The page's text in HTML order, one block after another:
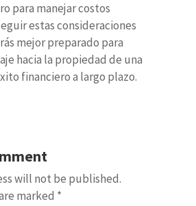
para manejar costos
estas consideraciones
mejor preparado para
hacia la propiedad de una
financiero a largo plazo.
will not be published.
marked *